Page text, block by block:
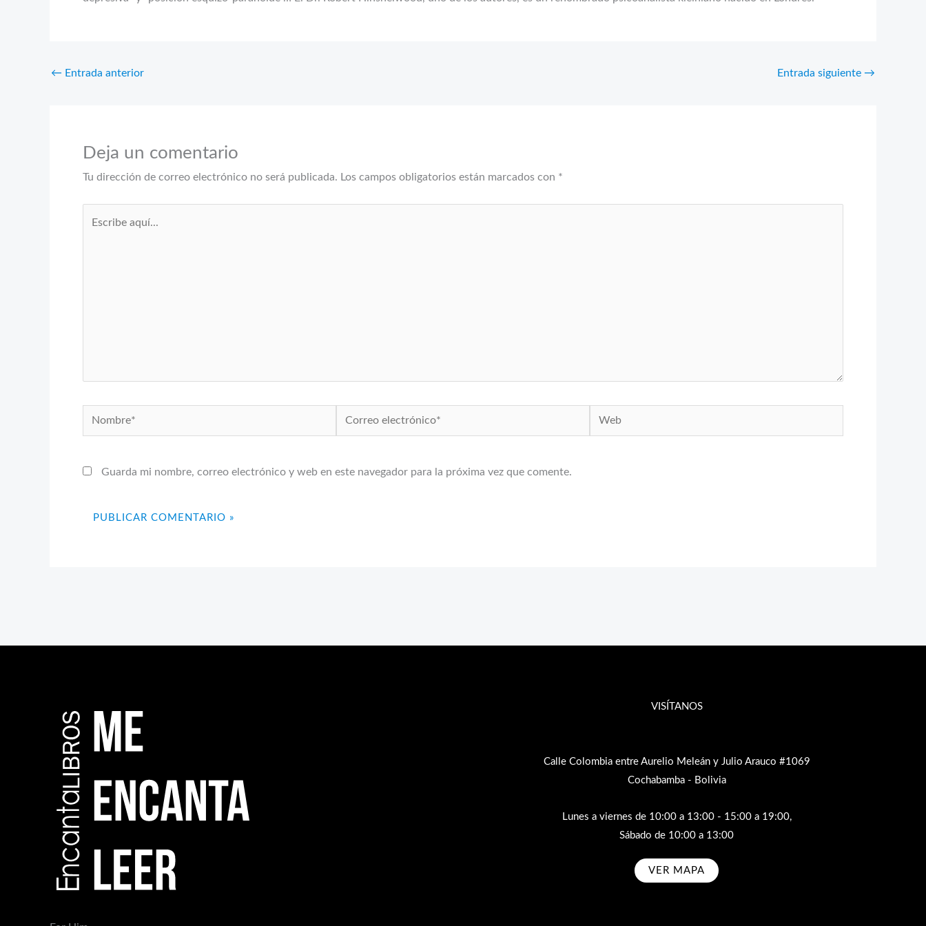
← Entrada anterior Entrada siguiente →
Deja un comentario
Tu dirección de correo electrónico no será publicada. Los campos obligatorios están marcados con *
Nombre*
Correo
electrónico*
Web
Guarda mi nombre, correo electrónico y web en este navegador para la próxima vez que comente.
VISÍTANOS
Calle Colombia entre Aurelio Meleán y Julio Arauco #1069
Cochabamba - Bolivia
Lunes a viernes de 10:00 a 13:00 - 15:00 a 19:00,
Sábado de 10:00 a 13:00
VER MAPA